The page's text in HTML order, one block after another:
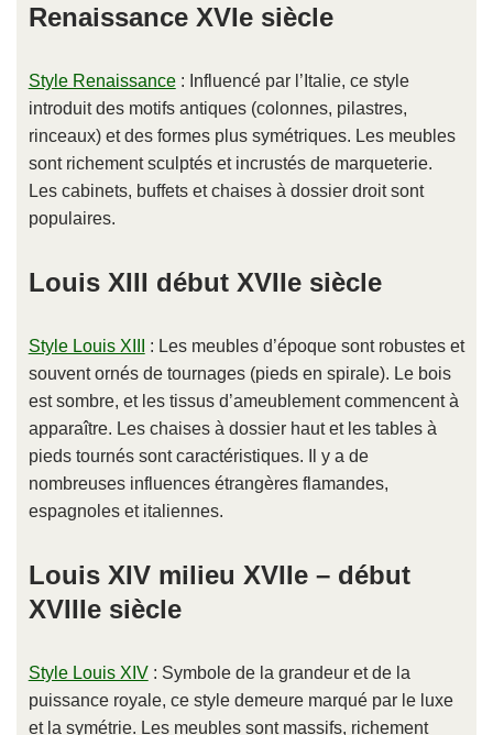
Renaissance XVIe siècle
Style Renaissance: Influencé par l’Italie, ce style
introduit des motifs antiques (colonnes, pilastres,
rinceaux) et des formes plus symétriques. Les meubles
sont richement sculptés et incrustés de marqueterie.
Les cabinets, buffets et chaises à dossier droit sont
populaires.
Louis XIII début XVIIe siècle
Style Louis XIII
: Les meubles d’époque sont robustes et
souvent ornés de tournages (pieds en spirale). Le bois
est sombre, et les tissus d’ameublement commencent à
apparaître. Les chaises à dossier haut et les tables à
pieds tournés sont caractéristiques. Il y a de
nombreuses influences étrangères flamandes,
espagnoles et italiennes.
Louis XIV milieu XVIIe – début
XVIIIe siècle
Style Louis XIV: Symbole de la grandeur et de la
puissance royale, ce style demeure marqué par le luxe
et la symétrie. Les meubles sont massifs, richement